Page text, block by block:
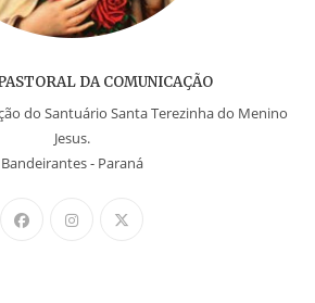
DA COMUNICAÇÃO
do Santuário Santa Terezinha do Menino
Jesus.
Bandeirantes - Paraná